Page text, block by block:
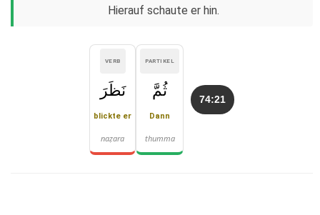
Hierauf schaute er hin.
74:21
PARTIKEL
ثُمَّ
Dann
thumma
VERB
نَظَرَ
blickte er
naẓara